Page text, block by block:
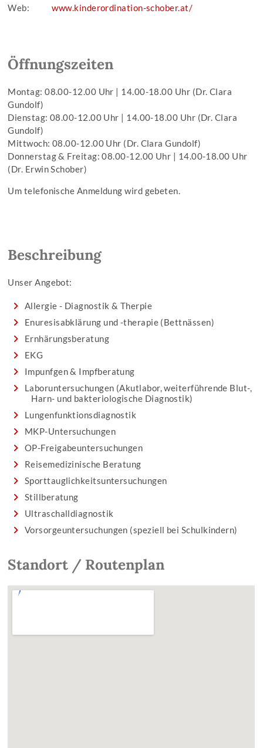
Web:
www.kinderordination-schober.at/
Öffnungszeiten
Montag: 08.00-12.00 Uhr | 14.00-18.00 Uhr (Dr. Clara
Gundolf)
Dienstag: 08.00-12.00 Uhr | 14.00-18.00 Uhr (Dr. Clara
Gundolf)
Mittwoch: 08.00-12.00 Uhr (Dr. Clara Gundolf)
Donnerstag & Freitag: 08.00-12.00 Uhr | 14.00-18.00 Uhr
(Dr. Erwin Schober)
Um telefonische Anmeldung wird gebeten.
Beschreibung
Unser Angebot:
Allergie - Diagnostik & Therpie
Enuresisabklärung und -therapie (Bettnässen)
Ernhärungsberatung
EKG
Impunfgen & Impfberatung
Laboruntersuchungen (Akutlabor, weiterführende Blut-,
Harn- und bakteriologische Diagnostik)
Lungenfunktionsdiagnostik
MKP-Untersuchungen
OP-Freigabeuntersuchungen
Reisemedizinische Beratung
Sporttauglichkeitsuntersuchungen
Stillberatung
Ultraschalldiagnostik
Vorsorgeuntersuchungen (speziell bei Schulkindern)
Standort / Routenplan